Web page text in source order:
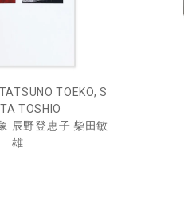
TOEKO, S
TOSHIO
辰野登恵子 柴田敏
雄